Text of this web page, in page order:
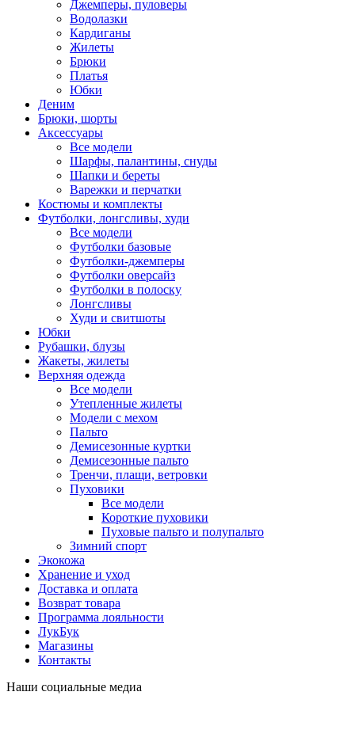
Джемперы, пуловеры
Водолазки
Кардиганы
Жилеты
Брюки
Платья
Юбки
Деним
Брюки, шорты
Аксессуары
Все модели
Шарфы, палантины, снуды
Шапки и береты
Варежки и перчатки
Костюмы и комплекты
Футболки, лонгсливы, худи
Все модели
Футболки базовые
Футболки-джемперы
Футболки оверсайз
Футболки в полоску
Лонгсливы
Худи и свитшоты
Юбки
Рубашки, блузы
Жакеты, жилеты
Верхняя одежда
Все модели
Утепленные жилеты
Модели с мехом
Пальто
Демисезонные куртки
Демисезонные пальто
Тренчи, плащи, ветровки
Пуховики
Все модели
Короткие пуховики
Пуховые пальто и полупальто
Зимний спорт
Экокожа
Хранение и уход
Доставка и оплата
Возврат товара
Программа лояльности
ЛукБук
Магазины
Контакты
Наши социальные медиа